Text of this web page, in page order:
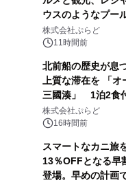
ウスのようなプー
サウナも 「THE
得な素泊まり連泊
株式会社ぷらど
11時間前
北前船の歴史が息
上質な滞在を 「
三國湊」 1泊2食
株式会社ぷらど
16時間前
スマートなカニ旅
13％OFFとなる早
登場。早めの計画